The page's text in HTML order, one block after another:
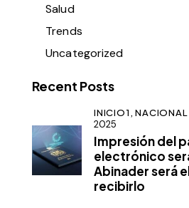
Salud
Trends
Uncategorized
Recent Posts
INICIO1,NACIONAL
2025
Impresión del
electrónico
Abinader será
recibirlo